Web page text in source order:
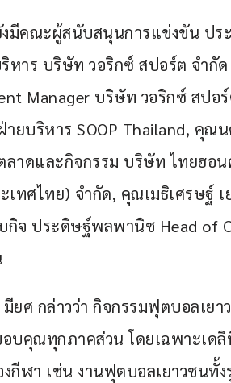
มีคณะผู้สนับสนุนการแข่งขัน ปร
หาร บริษัท วอริกซ์ สปอร์ต จำ
Manager บริษัท วอริกซ์ สป
ายบริหาร SOOP Thailand, คุณ
ลาดและกิจกรรม บริษัท ไทยฮอ
เทศไทย) จำกัด, คุณเมธิเศรษฐ์
กิจ ประดิษฐ์พลพานิช Head of
มียศ กล่าวว่า กิจกรรมฟุตบอลเย
อบคุณทุกภาคส่วน โดยเฉพาะเด
งกีฬา เช่น งานฟุตบอลเยาวชนทั้